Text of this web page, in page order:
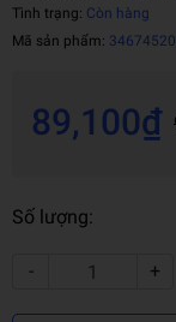
Tình trạng: Còn hàng
Mã sản phẩm:
89,100₫
Số lượng:
- +